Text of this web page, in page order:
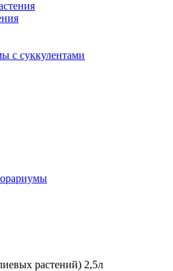
с суккулентами
растений) 2,5л